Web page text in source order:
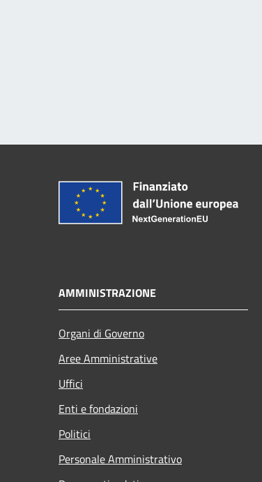
AMMINISTRAZIONE
Organi di Governo
Aree Amministrative
Uffici
Enti e fondazioni
Politici
Personale Amministrativo